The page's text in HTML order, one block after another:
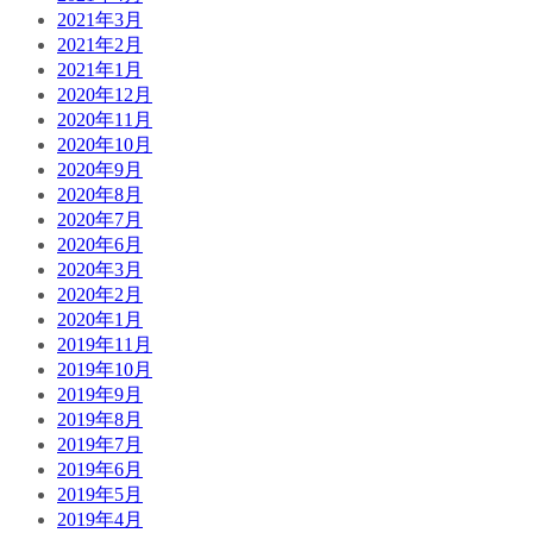
2021年3月
2021年2月
2021年1月
2020年12月
2020年11月
2020年10月
2020年9月
2020年8月
2020年7月
2020年6月
2020年3月
2020年2月
2020年1月
2019年11月
2019年10月
2019年9月
2019年8月
2019年7月
2019年6月
2019年5月
2019年4月